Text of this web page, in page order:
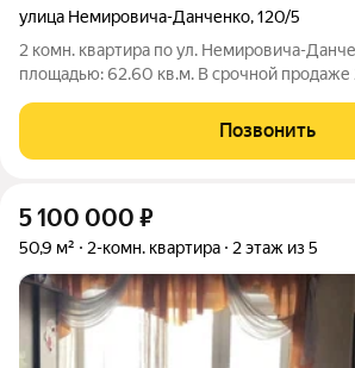
улица Немировича-Данченко,120/5
2 комн. квартира по ул. Немировича-
площадью: 62.60 кв.м. В срочной продаже
Квартира требует косметического
состоянии для жизни подходит. В
Позвонить
5 100 000 ₽
50,9 м² 2-комн. квартира 2 этаж из 5